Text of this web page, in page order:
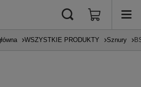
WSZYSTKIE PRODUKTY Sznury